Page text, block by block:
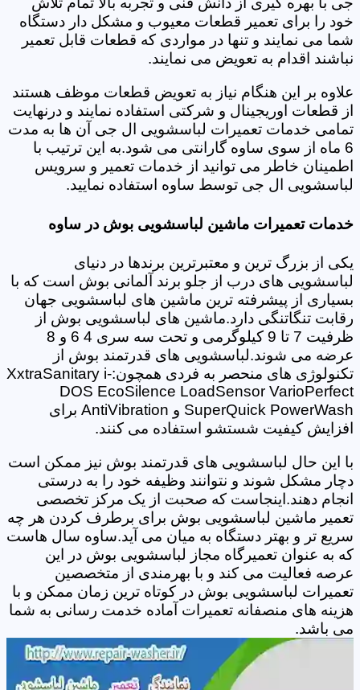
خود را برای تعمیر قطعات معیوب و مشکل دار دستگاه
شما می نمایند و تنها در مواردی که قطعات قابل تعمیر
نباشند اقدام به تعویض می نمایند.
علاوه بر این هنگام نیاز به تعویض قطعات موظف هستند
از قطعات اوریجینال و شرکتی استفاده نمایند و درنهایت
تمامی خدمات تعمیرات لباسشویی ال جی آن ها به مدت
6 ماه از سوی ساوه گارانتی می شود.به این ترتیب با
اطمینان خاطر می توانید از خدمات تعمیر و سرویس
لباسشویی ال جی توسط ساوه استفاده نمایید.
خدمات تعمیرات ماشین لباسشویی بوش در ساوه
یکی از بزرگ ترین و معتبرترین برندها در دنیای
لباسشویی های درب از جلو برند آلمانی بوش است که با
بسیاری از پیشرفته ترین ماشین های لباسشویی جهان
رقابت تنگاتنگی دارد.ماشین های لباسشویی بوش از
ظرفیت 7 تا 9 کیلوگرمی و تحت سه سری 4 6 و 8
عرضه می شوند.لباسشویی های قدرتمند بوش از
تکنولوژی های منحصر به فردی همچون:XxtraSanitary i-
DOS EcoSilence LoadSensor VarioPerfect
SuperQuick PowerWash و AntiVibration برای
افزایش کیفیت شستشو استفاده می کنند.
با این حال لباسشویی های قدرتمند بوش نیز ممکن است
دچار مشکل شوند و نتوانند وظیفه خود را به درستی
انجام دهند.اینجاست که صحبت از یک مرکز تخصصی
تعمیر ماشین لباسشویی بوش برای برطرف کردن هر چه
سریع تر و بهتر دستگاه به میان می آید.ساوه سال هاست
که به عنوان تعمیرگاه مجاز لباسشویی بوش در این
عرصه فعالیت می کند و با بهرمندی از متخصصین
تعمیرات لباسشویی بوش در کوتاه ترین زمان ممکن و با
هزینه های منصفانه تعمیرات آماده خدمت رسانی به شما
می باشد.